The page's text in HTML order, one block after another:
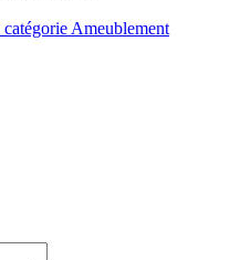
Ameublement